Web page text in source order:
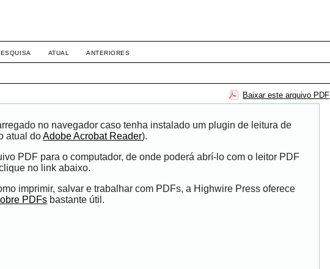
ATUAL ANTERIORES
Baixar este arquivo PDF
no navegador caso tenha instalado um plugin de leitura de
atual doAdobe Acrobat Reader).
PDF para o computador, de onde poderá abrí-lo com o leitor PDF
no link abaixo.
imprimir, salvar e trabalhar com PDFs, a Highwire Press oferece
PDFs bastante útil.